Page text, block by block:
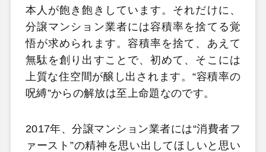
本人が飽き飽きしています。それだけに、
分譲マンション業者には容積率を捨てる覚
悟が求められます。容積率を捨て、あえて
無駄を創り出すことで、初めて、そこには
上質な住空間が醸し出されます。“容積率の
呪縛”からの解放は至上命題なのです。
2017年、分譲マンション業者には“消費者フ
ァースト”の精神を思い出してほしいと思い